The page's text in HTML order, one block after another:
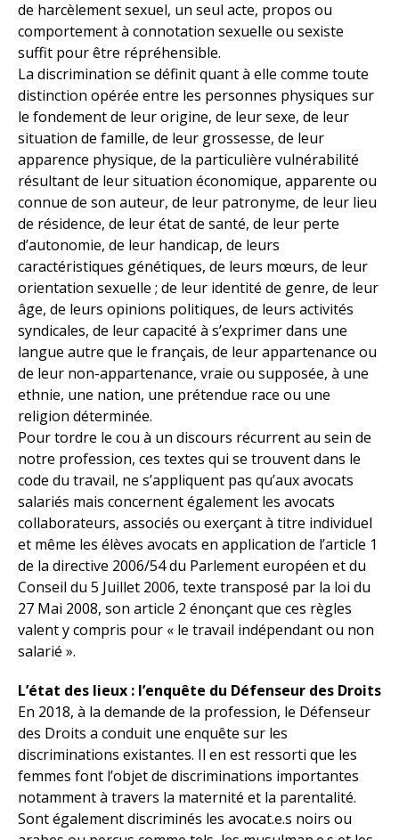
de harcèlement sexuel, un seul acte, propos ou
comportement à connotation sexuelle ou sexiste
suffit pour être répréhensible.
La discrimination se définit quant à elle comme toute
distinction opérée entre les personnes physiques sur
le fondement de leur origine, de leur sexe, de leur
situation de famille, de leur grossesse, de leur
apparence physique, de la particulière vulnérabilité
résultant de leur situation économique, apparente ou
connue de son auteur, de leur patronyme, de leur lieu
de résidence, de leur état de santé, de leur perte
d’autonomie, de leur handicap, de leurs
caractéristiques génétiques, de leurs mœurs, de leur
orientation sexuelle ; de leur identité de genre, de leur
âge, de leurs opinions politiques, de leurs activités
syndicales, de leur capacité à s’exprimer dans une
langue autre que le français, de leur appartenance ou
de leur non-appartenance, vraie ou supposée, à une
ethnie, une nation, une prétendue race ou une
religion déterminée.
Pour tordre le cou à un discours récurrent au sein de
notre profession, ces textes qui se trouvent dans le
code du travail, ne s’appliquent pas qu’aux avocats
salariés mais concernent également les avocats
collaborateurs, associés ou exerçant à titre individuel
et même les élèves avocats en application de l’article 1
de la directive 2006/54 du Parlement européen et du
Conseil du 5 Juillet 2006, texte transposé par la loi du
27 Mai 2008, son article 2 énonçant que ces règles
valent y compris pour « le travail indépendant ou non
salarié ».
L’état des lieux : l’enquête du Défenseur des Droits
En 2018, à la demande de la profession, le Défenseur
des Droits a conduit une enquête sur les
discriminations existantes. Il en est ressorti que les
femmes font l’objet de discriminations importantes
notamment à travers la maternité et la parentalité.
Sont également discriminés les avocat.e.s noirs ou